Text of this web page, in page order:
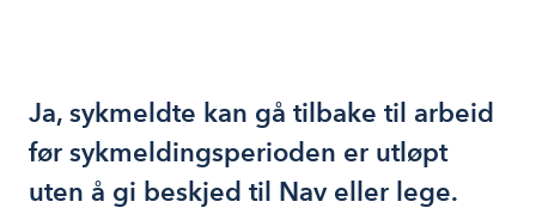
Ja, sykmeldte kan gå tilbake til arbeid
før sykmeldingsperioden er utløpt
uten å gi beskjed til Nav eller lege.